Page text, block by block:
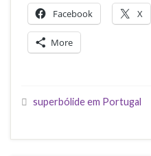
Facebook X
More
superbólide em Portugal